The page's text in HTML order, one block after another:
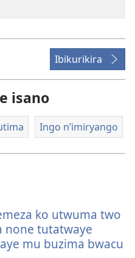
Ibikurikira
isano
Ingo n’imiryango
ko utwuma two
none tutatwaye
mu buzima bwacu